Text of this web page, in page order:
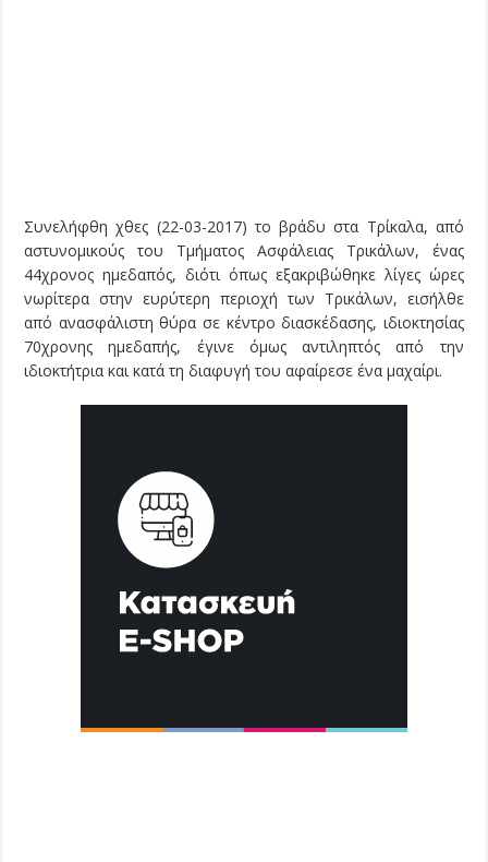
Συνελήφθη χθες (22-03-2017) το βράδυ στα Τρίκαλα, από
αστυνομικούς του Τμήματος Ασφάλειας Τρικάλων, ένας
44χρονος ημεδαπός, διότι όπως εξακριβώθηκε λίγες ώρες
νωρίτερα στην ευρύτερη περιοχή των Τρικάλων, εισήλθε
από ανασφάλιστη θύρα σε κέντρο διασκέδασης, ιδιοκτησίας
70χρονης ημεδαπής, έγινε όμως αντιληπτός από την
ιδιοκτήτρια και κατά τη διαφυγή του αφαίρεσε ένα μαχαίρι.